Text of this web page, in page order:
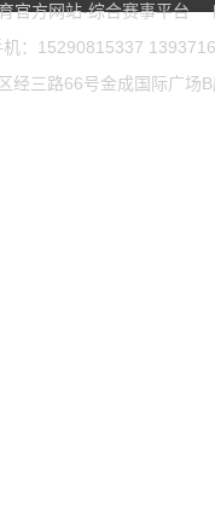
官方网站-综合赛事平台
机：15290815337
经三路66号金成国际广场